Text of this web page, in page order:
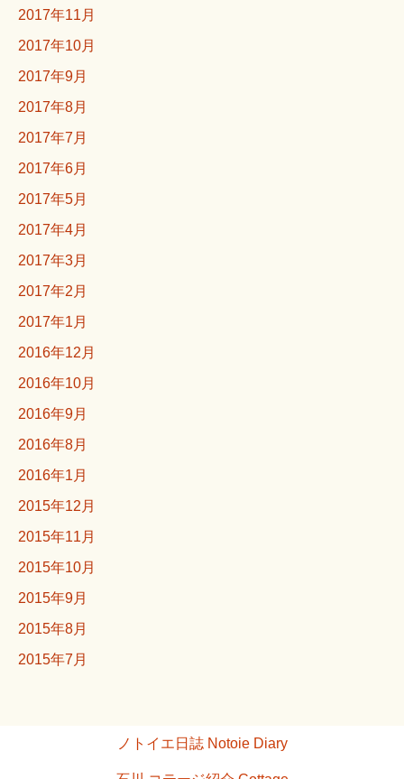
2017年11月
2017年10月
2017年9月
2017年8月
2017年7月
2017年6月
2017年5月
2017年4月
2017年3月
2017年2月
2017年1月
2016年12月
2016年10月
2016年9月
2016年8月
2016年1月
2015年12月
2015年11月
2015年10月
2015年9月
2015年8月
2015年7月
ノトイエ日誌 Notoie Diary